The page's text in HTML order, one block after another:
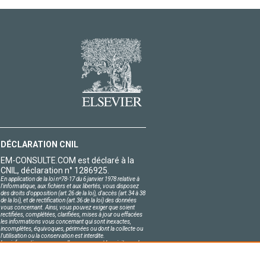
DÉCLARATION CNIL
EM-CONSULTE.COM est déclaré à la
CNIL, déclaration n° 1286925.
En application de la loi nº78-17 du 6 janvier 1978 relative à
l'informatique, aux fichiers et aux libertés, vous disposez
des droits d'opposition (art.26 de la loi), d'accès (art.34 à 38
de la loi), et de rectification (art.36 de la loi) des données
vous concernant. Ainsi, vous pouvez exiger que soient
rectifiées, complétées, clarifiées, mises à jour ou effacées
les informations vous concernant qui sont inexactes,
incomplètes, équivoques, périmées ou dont la collecte ou
l'utilisation ou la conservation est interdite.
Les informations personnelles concernant les visiteurs de